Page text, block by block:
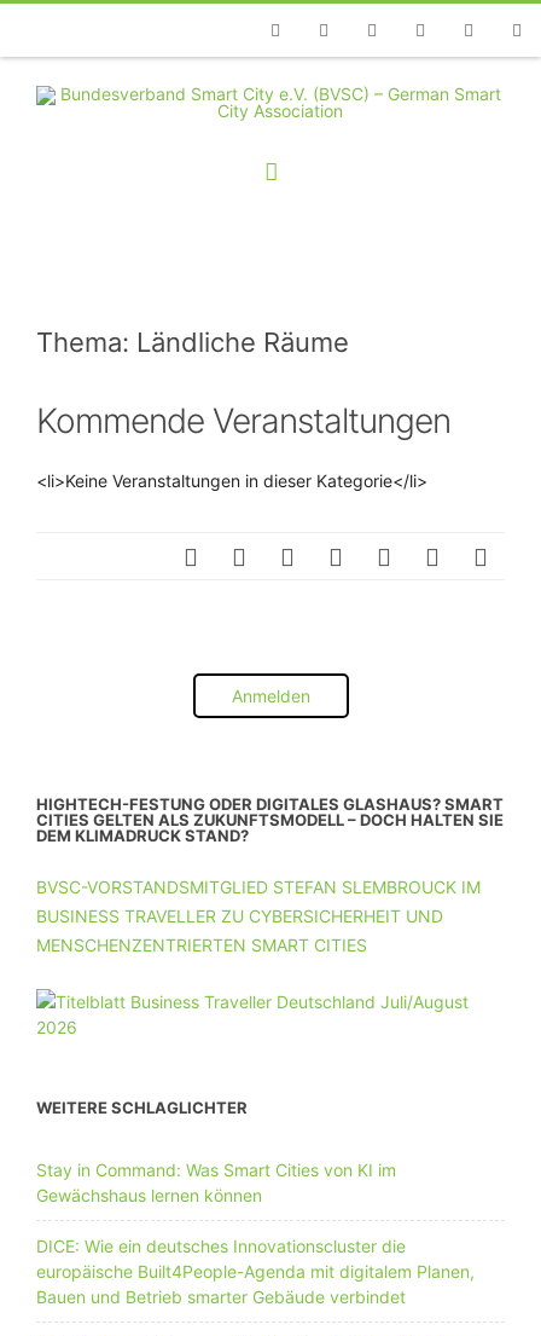
TelefonFacebookTwitterYoutubeInstagramLinkedin
Thema: Ländliche Räume
Kommende Veranstaltungen
<li>Keine Veranstaltungen in dieser Kategorie</li>
Anmelden
HIGHTECH-FESTUNG ODER DIGITALES GLASHAUS? SMART
CITIES GELTEN ALS ZUKUNFTSMODELL – DOCH HALTEN SIE
DEM KLIMADRUCK STAND?
BVSC-VORSTANDSMITGLIED STEFAN SLEMBROUCK IM
BUSINESS TRAVELLER ZU CYBERSICHERHEIT UND
MENSCHENZENTRIERTEN SMART CITIES
WEITERE SCHLAGLICHTER
Stay in Command: Was Smart Cities von KI im
Gewächshaus lernen können
DICE: Wie ein deutsches Innovationscluster die
europäische Built4People-Agenda mit digitalem Planen,
Bauen und Betrieb smarter Gebäude verbindet